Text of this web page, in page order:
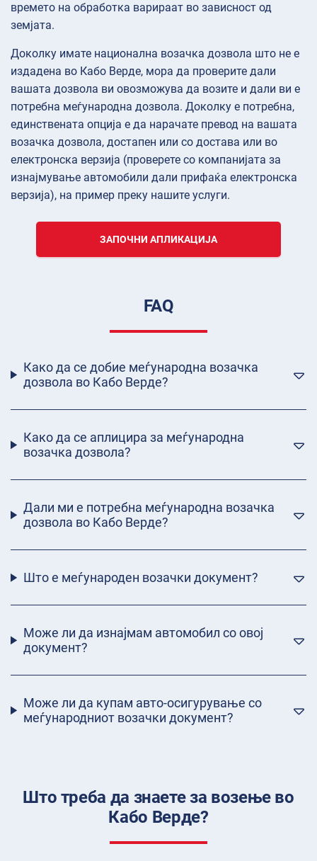
времето на обработка варираат во зависност од
земјата.
Доколку имате национална возачка дозвола што не е
издадена во Кабо Верде, мора да проверите дали
вашата дозвола ви овозможува да возите и дали ви е
потребна меѓународна дозвола. Доколку е потребна,
единствената опција е да нарачате превод на вашата
возачка дозвола, достапен или со достава или во
електронска верзија (проверете со компанијата за
изнајмување автомобили дали прифаќа електронска
верзија), на пример преку нашите услуги.
ЗАПОЧНИ АПЛИКАЦИЈА
FAQ
Како да се добие меѓународна возачка
дозвола во Кабо Верде?
Како да се аплицира за меѓународна
возачка дозвола?
Дали ми е потребна меѓународна возачка
дозвола во Кабо Верде?
Што е меѓународен возачки документ?
Може ли да изнајмам автомобил со овој
документ?
Може ли да купам авто-осигурување со
меѓународниот возачки документ?
Што треба да знаете за возење во
Кабо Верде?